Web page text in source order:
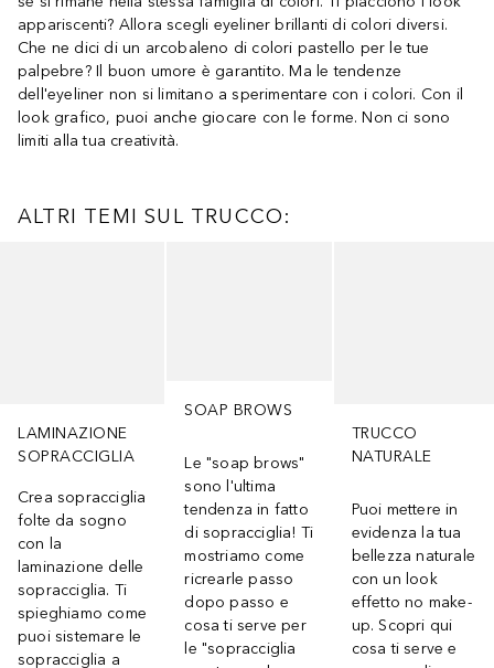
appariscenti? Allora scegli eyeliner brillanti di colori diversi.
Che ne dici di un arcobaleno di colori pastello per le tue
palpebre? Il buon umore è garantito. Ma le tendenze
dell'eyeliner non si limitano a sperimentare con i colori. Con il
look grafico, puoi anche giocare con le forme. Non ci sono
limiti alla tua creatività.
ALTRI TEMI SUL TRUCCO:
LAMINAZIONE
SOPRACCIGLIA
Crea sopracciglia
folte da sogno
con la
laminazione delle
sopracciglia. Ti
spieghiamo come
puoi sistemare le
sopracciglia a
SOAP BROWS
Le "soap brows"
sono l'ultima
tendenza in fatto
di sopracciglia! Ti
mostriamo come
ricrearle passo
dopo passo e
cosa ti serve per
le "sopracciglia
TRUCCO
NATURALE
Puoi mettere in
evidenza la tua
bellezza naturale
con un look
effetto no make-
up. Scopri qui
cosa ti serve e